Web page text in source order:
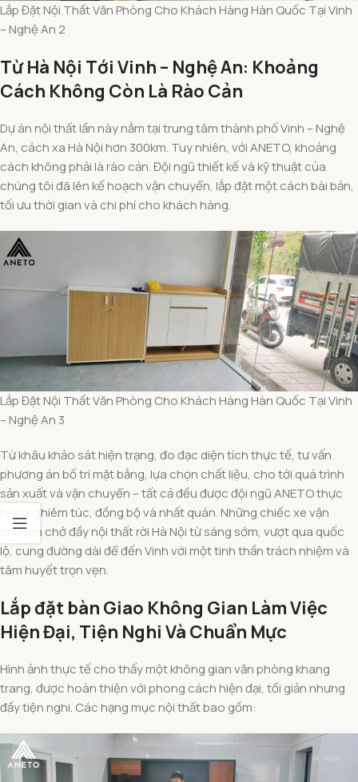
Lắp Đặt Nội Thất Văn Phòng Cho Khách Hàng Hàn Quốc Tại Vinh
– Nghệ An 2
Từ Hà Nội Tới Vinh – Nghệ An: Khoảng
Cách Không Còn Là Rào Cản
Dự án nội thất lần này nằm tại trung tâm thành phố Vinh – Nghệ
An, cách xa Hà Nội hơn 300km. Tuy nhiên, với ANETO, khoảng
cách không phải là rào cản. Đội ngũ thiết kế và kỹ thuật của
chúng tôi đã lên kế hoạch vận chuyển, lắp đặt một cách bài bản,
tối ưu thời gian và chi phí cho khách hàng.
Lắp Đặt Nội Thất Văn Phòng Cho Khách Hàng Hàn Quốc Tại Vinh
– Nghệ An 3
Từ khâu khảo sát hiện trạng, đo đạc diện tích thực tế, tư vấn
phương án bố trí mặt bằng, lựa chọn chất liệu, cho tới quá trình
sản xuất và vận chuyển – tất cả đều được đội ngũ ANETO thực
hiện nghiêm túc, đồng bộ và nhất quán. Những chiếc xe vận
chuyển chở đầy nội thất rời Hà Nội từ sáng sớm, vượt qua quốc
lộ, cung đường dài để đến Vinh với một tinh thần trách nhiệm và
tâm huyết trọn vẹn.
Lắp đặt bàn Giao Không Gian Làm Việc
Hiện Đại, Tiện Nghi Và Chuẩn Mực
Hình ảnh thực tế cho thấy một không gian văn phòng khang
trang, được hoàn thiện với phong cách hiện đại, tối giản nhưng
đầy tiện nghi. Các hạng mục nội thất bao gồm: